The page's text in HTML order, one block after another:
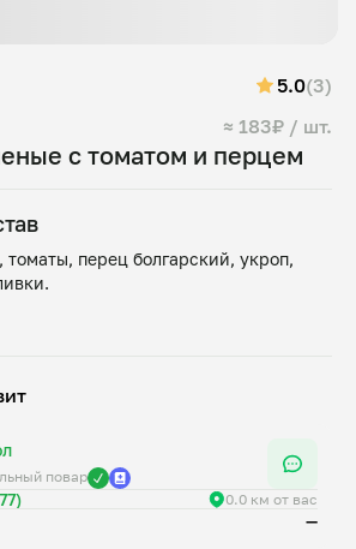
с томатом и перцем
≈ 183₽ / шт.
5.0(3)
перец болгарский, укроп,
повар
0.0 км от вас
—